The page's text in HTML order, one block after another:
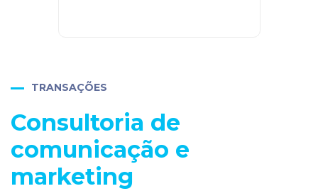
TRANSAÇÕES
Consultoria de
comunicação e
marketing